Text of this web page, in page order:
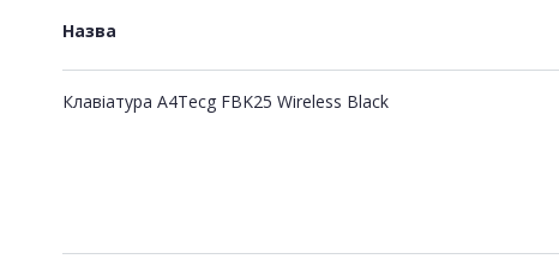
Назва
Клавіатура А4Tecg FBK25 Wireless Black